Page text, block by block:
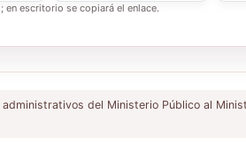
escritorio se copiará el enlace.
del Ministerio Público al